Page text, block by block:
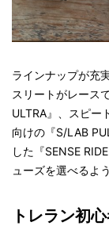
ラインナップが充
スリートがレース
ULTRA』、スピー
向けの『S/LAB
した『SENSE
ューズを選べるよ
トレラン初